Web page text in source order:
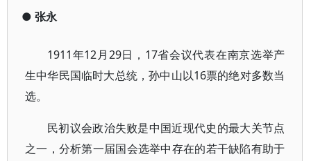
● 张永
1911年12月29日，17省会议代表在南京选举产
生中华民国临时大总统，孙中山以16票的绝对多数当
选。
民初议会政治失败是中国近现代史的最大关节点
之一，分析第一届国会选举中存在的若干缺陷有助于